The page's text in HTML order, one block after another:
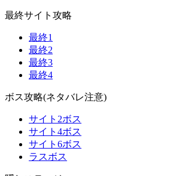
最終サイト攻略
最終1
最終2
最終3
最終4
ボス攻略(ネタバレ注意)
サイト2ボス
サイト4ボス
サイト6ボス
ラスボス